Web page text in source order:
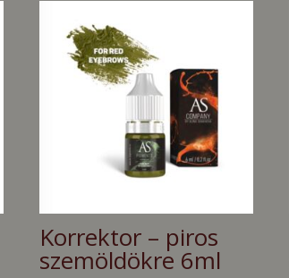
Korrektor – piros
szemöldökre 6ml